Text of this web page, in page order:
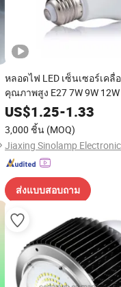
หลอดไฟ LED เซ็นเซอร์เคลื่
คุณภาพสูง E27 7W 9W
โรงงานในประเทศจีน
US$1.25-1.33
3,000 ชิ้น (MOQ)
ส่งแบบสอบถาม